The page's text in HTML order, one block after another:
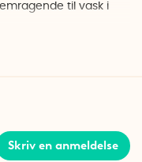
til vask i
Skriv en anmeldelse